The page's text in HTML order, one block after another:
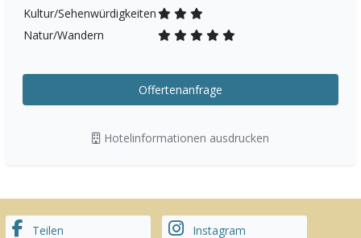
Kultur/Sehenwürdigkeiten
Natur/Wandern
Offertenanfrage
Hotelinformationen ausdrucken
Teilen
Instagram